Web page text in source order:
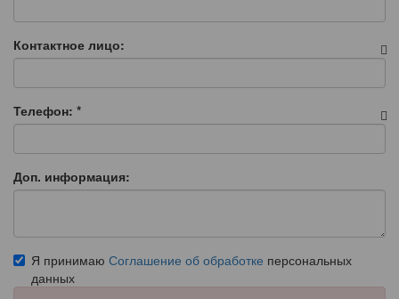
Контактное лицо:
Телефон: *
Доп. информация:
Я принимаю Соглашение об обработке персональных
данных